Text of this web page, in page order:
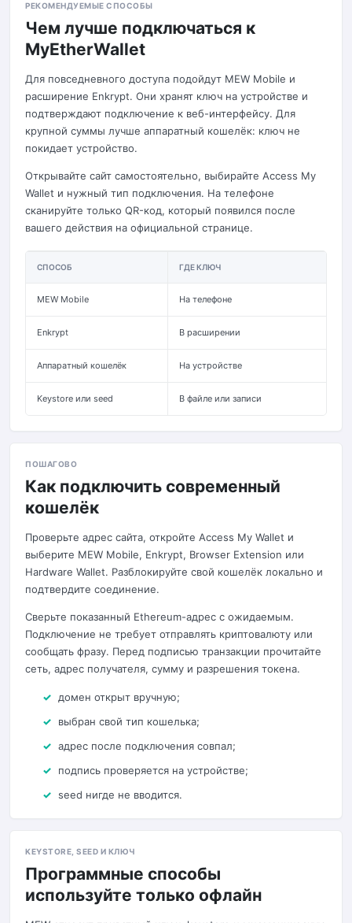
РЕКОМЕНДУЕМЫЕ СПОСОБЫ
Чем лучше подключаться к
MyEtherWallet
Для повседневного доступа подойдут MEW Mobile и
расширение Enkrypt. Они хранят ключ на устройстве и
подтверждают подключение к веб-интерфейсу. Для
крупной суммы лучше аппаратный кошелёк: ключ не
покидает устройство.
Открывайте сайт самостоятельно, выбирайте Access My
Wallet и нужный тип подключения. На телефоне
сканируйте только QR-код, который появился после
вашего действия на официальной странице.
СПОСОБ ГДЕ КЛЮЧ
MEW Mobile На телефоне
Enkrypt В расширении
Аппаратный кошелёк На устройстве
Keystore или seed В файле или записи
ПОШАГОВО
Как подключить современный
кошелёк
Проверьте адрес сайта, откройте Access My Wallet и
выберите MEW Mobile, Enkrypt, Browser Extension или
Hardware Wallet. Разблокируйте свой кошелёк локально и
подтвердите соединение.
Сверьте показанный Ethereum-адрес с ожидаемым.
Подключение не требует отправлять криптовалюту или
сообщать фразу. Перед подписью транзакции прочитайте
сеть, адрес получателя, сумму и разрешения токена.
домен открыт вручную;
выбран свой тип кошелька;
адрес после подключения совпал;
подпись проверяется на устройстве;
seed нигде не вводится.
KEYSTORE, SEED И КЛЮЧ
Программные способы
используйте только офлайн